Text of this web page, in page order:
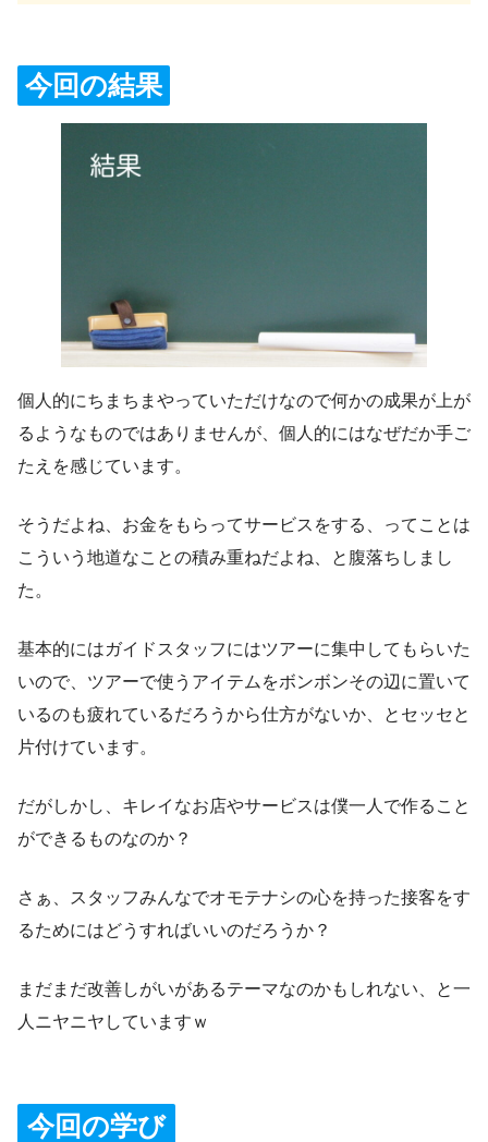
今回の結果
個人的にちまちまやっていただけなので何かの成果が上が
るようなものではありませんが、個人的にはなぜだか手ご
たえを感じています。
そうだよね、お金をもらってサービスをする、ってことは
こういう地道なことの積み重ねだよね、と腹落ちしまし
た。
基本的にはガイドスタッフにはツアーに集中してもらいた
いので、ツアーで使うアイテムをボンボンその辺に置いて
いるのも疲れているだろうから仕方がないか、とセッセと
片付けています。
だがしかし、キレイなお店やサービスは僕一人で作ること
ができるものなのか？
さぁ、スタッフみんなでオモテナシの心を持った接客をす
るためにはどうすればいいのだろうか？
まだまだ改善しがいがあるテーマなのかもしれない、と一
人ニヤニヤしていますｗ
今回の学び